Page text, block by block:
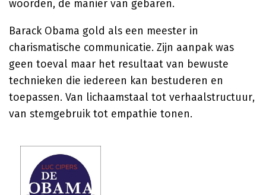
woorden, de manier van gebaren.
Barack Obama gold als een meester in
charismatische communicatie. Zijn aanpak was
geen toeval maar het resultaat van bewuste
technieken die iedereen kan bestuderen en
toepassen. Van lichaamstaal tot verhaalstructuur,
van stemgebruik tot empathie tonen.